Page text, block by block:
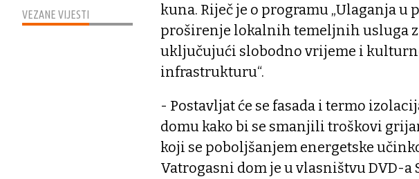
VEZANE VIJESTI
kuna. Riječ je o programu „Ulaganja
proširenje lokalnih temeljnih usluga
uključujući slobodno vrijeme i
infrastrukturu“.
- Postavljat će se fasada i termo
domu kako bi se smanjili troškovi
koji se poboljšanjem energetske
Vatrogasni dom je u vlasništvu DVD-a